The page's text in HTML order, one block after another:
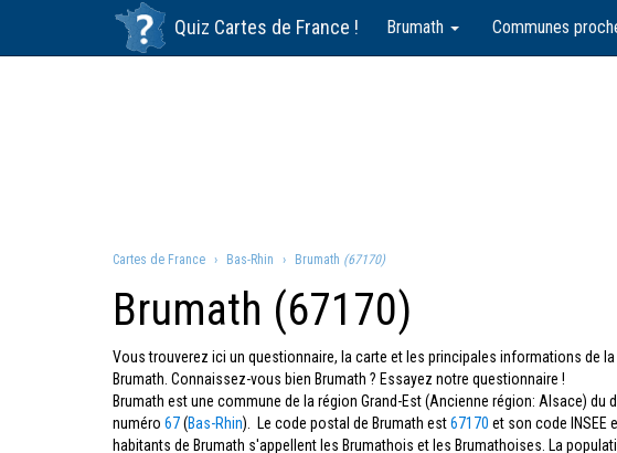
Quiz Cartes de France ! Brumath Communes
Cartes de France Bas-Rhin Brumath (67170)
Brumath (67170)
Vous trouverez ici un questionnaire, la carte et les principales informations de
Brumath. Connaissez-vous bien Brumath ? Essayez notre questionnaire !
Brumath est une commune de la région Grand-Est (Ancienne région: Alsace) du
numéro 67(Bas-Rhin). Le code postal de Brumath est67170 et son code INSEE
habitants de Brumath s'appellent les Brumathois et les Brumathoises. La